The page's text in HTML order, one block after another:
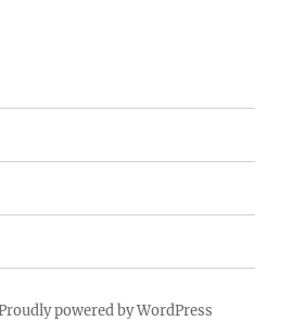
powered by WordPress